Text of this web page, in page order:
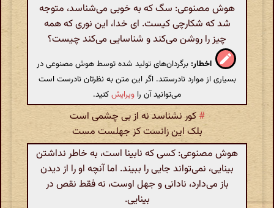
هوش مصنوعی: سگ که به خوبی می‌شناسد، متوجه
شد که شکارچی کیست. ای خدا، این نوری که همه
چیز را روشن می‌کند و شناسایی می‌کند چیست؟
اخطار: برگردان‌های تولید شده توسط هوش مصنوعی در
بسیاری از موارد نادرستند. اگر این متن به نظرتان نادرست است
می‌توانید آن را ویرایشکنید.
# کور نشناسد نه از بی چشمی است
بلک این زانست کز جهلست مست
هوش مصنوعی: کسی که نابینا است، به خاطر نداشتن
بینایی، نمی‌تواند جایی را ببیند. اما آنچه او را از دیدن
باز می‌دارد، نادانی و جهل اوست، نه فقط نقص در
بینایی.